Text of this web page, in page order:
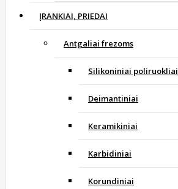
ĮRANKIAI, PRIEDAI
Antgaliai frezoms
Silikoniniai poliruokliai
Deimantiniai
Keramikiniai
Karbidiniai
Korundiniai